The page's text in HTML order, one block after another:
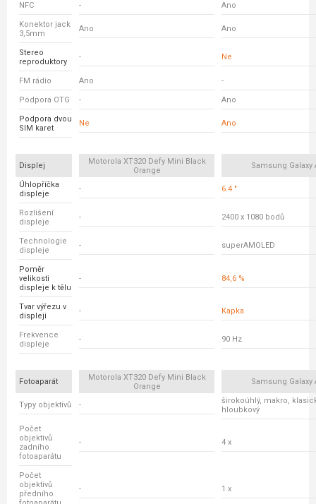
NFC - Ano
Konektor jack
3,5mm
Ano Ano
Stereo
reproduktory
- Ne
FM rádio Ano -
Podpora OTG - Ano
Podpora dvou
SIM karet
Ne Ano
Displej
Motorola XT320 Defy Mini Black
Orange
Samsung Galaxy
Úhlopříčka
displeje
- 6.4 "
Rozlišení
displeje
- 2400 x 1080 bodů
Technologie
displeje
- superAMOLED
Poměr
velikosti
displeje k tělu
- 84,6 %
Tvar výřezu v
displeji
- Kapka
Frekvence
displeje
- 90 Hz
Fotoaparát
Motorola XT320 Defy Mini Black
Orange
Samsung Galaxy
Typy objektivů -
širokoúhlý, makro,
hloubkový
Počet
objektivů
zadního
fotoaparátu
- 4 x
Počet
objektivů
předního
- 1 x